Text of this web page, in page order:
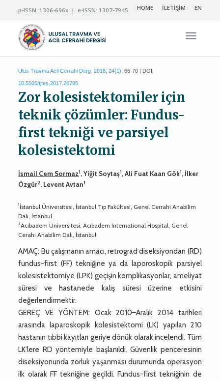
p-ISSN: 1306-696x | e-ISSN: 1307-7945 HOME İLETİŞİM EN
Ulus Travma Acil Cerrahi Derg. 2018; 24(1): 66-70 | DOI:
10.5505/tjtes.2017.26795
Zor kolesistektomiler için
teknik çözümler: Fundus-
first tekniği ve parsiyel
kolesistektomi
İsmail Cem Sormaz1, Yiğit Soytaş1, Ali Fuat Kaan Gök1, İlker
Özgür2, Levent Avtan1
1İstanbul Üniversitesi, İstanbul Tıp Fakültesi, Genel Cerrahi Anabilim
Dalı, İstanbul
2Acıbadem Universitesi, Acıbadem International Hospital, Genel
Cerahi Anabilim Dalı, İstanbul
AMAÇ: Bu çalışmanın amacı, retrograd diseksiyondan (RD)
fundus-first (FF) tekniğine ya da laporoskopik parsiyel
kolesistektomiye (LPK) geçişin komplikasyonlar, ameliyat
süresi ve hastanede kalış süresi üzerine etkisini
değerlendirmektir.
GEREÇ VE YÖNTEM: Ocak 2010–Aralık 2014 tarihleri
arasında laparoskopik kolesistektomi (LK) yapılan 210
hastanın tıbbi kayıtları geriye dönük olarak incelendi. Tüm
LK’lere RD yöntemiyle başlanıldı. Güvenlik penceresinin
diseksiyonunda zorluk yaşanması durumunda operasyon
ilk olarak FF tekniğine geçildi. Fundus-first tekniğinin de